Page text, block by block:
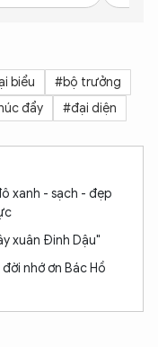
biểu
#bộ trưởng
đẩy #đại diện
xanh - sạch - đẹp
xuân Đinh Dậu"
nhớ ơn Bác Hồ